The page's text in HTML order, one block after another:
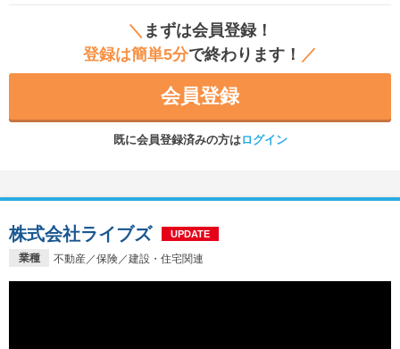
＼ まずは会員登録！
登録は簡単5分で終わります！ ／
会員登録
既に会員登録済みの方はログイン
業種 不動産／保険／建設・住宅関連
株式会社ライブズ UPDATE